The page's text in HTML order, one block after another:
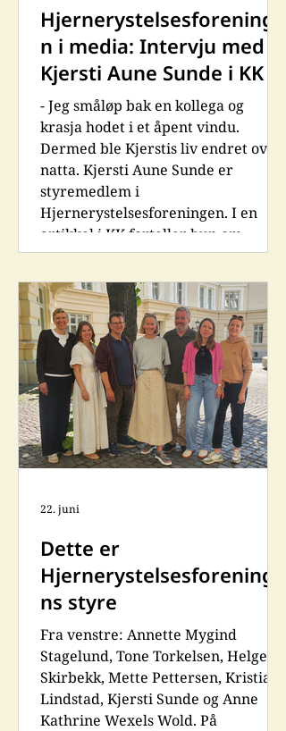
Hjernerystelsesforeninge
n i media: Intervju med
Kjersti Aune Sunde i KK
- Jeg småløp bak en kollega og
krasja hodet i et åpent vindu.
Dermed ble Kjerstis liv endret over
natta. Kjersti Aune Sunde er
styremedlem i
Hjernerystelsesforeningen. I en
artikkel i KK forteller hun om
hvordan et ublidt møte med et
åpent vindu fikk store
konsekvenser. – Sammenstøtet
sendte meg rett i bakken, og jeg
følte meg forvirra og småredd der
jeg satt på bakken. Men jeg spratt
opp, gikk inn og kjøpte det jeg skulle
og gikk tilbake på jobb. Jeg ante ikke
at sammenstøt
Dette er
Hjernerystelsesforeninge
ns styre
Fra venstre: Annette Mygind
Stagelund, Tone Torkelsen, Helge
Skirbekk, Mette Pettersen, Kristian
Lindstad, Kjersti Sunde og Anne
Kathrine Wexels Wold. På
22. juni